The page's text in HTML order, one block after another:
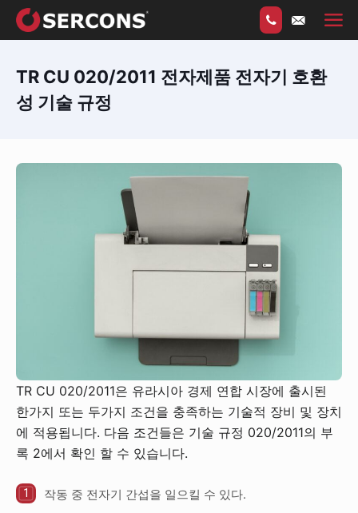
TR CU 020/2011 전자제품 전자기 호환
성 기술 규정
TR CU 020/2011은 유라시아 경제 연합 시장에 출시된
한가지 또는 두가지 조건을 충족하는 기술적 장비 및 장치
에 적용됩니다. 다음 조건들은 기술 규정 020/2011의 부
록 2에서 확인 할 수 있습니다.
작동 중 전자기 간섭을 일으킬 수 있다.